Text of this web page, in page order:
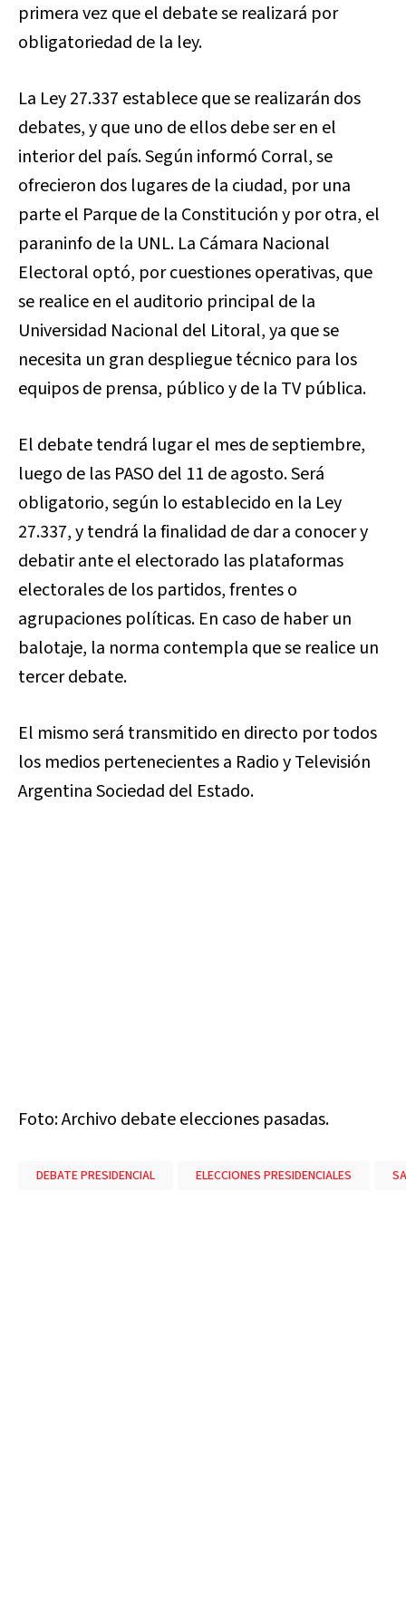
primera vez que el debate se realizará por
obligatoriedad de la ley.
La Ley 27.337 establece que se realizarán dos
debates, y que uno de ellos debe ser en el
interior del país. Según informó Corral, se
ofrecieron dos lugares de la ciudad, por una
parte el Parque de la Constitución y por otra, el
paraninfo de la UNL. La Cámara Nacional
Electoral optó, por cuestiones operativas, que
se realice en el auditorio principal de la
Universidad Nacional del Litoral, ya que se
necesita un gran despliegue técnico para los
equipos de prensa, público y de la TV pública.
El debate tendrá lugar el mes de septiembre,
luego de las PASO del 11 de agosto. Será
obligatorio, según lo establecido en la Ley
27.337, y tendrá la finalidad de dar a conocer y
debatir ante el electorado las plataformas
electorales de los partidos, frentes o
agrupaciones políticas. En caso de haber un
balotaje, la norma contempla que se realice un
tercer debate.
El mismo será transmitido en directo por todos
los medios pertenecientes a Radio y Televisión
Argentina Sociedad del Estado.
Foto: Archivo debate elecciones pasadas.
DEBATE PRESIDENCIAL ELECCIONES PRESIDENCIALES